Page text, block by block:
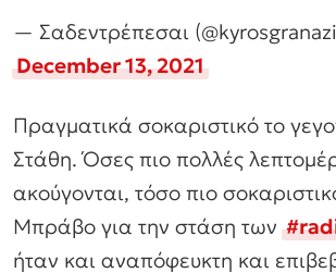
— Σαδεντρέπεσαι
December 13, 2021
Πραγματικά σοκαριστικό το
Στάθη. Όσες πιο πολλές
ακούγονται, τόσο πιο
Μπράβο για την στάση των
ήταν και αναπόφευκτη και